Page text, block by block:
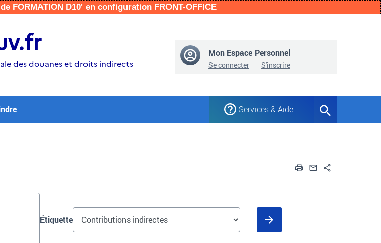
FORMATION D10' en configuration FRONT-OFFICE
des douanes et droits indirects
Mon Espace Personnel
Se connecter S'inscrire
Services & Aide
Formulaire
ImprimerEnvoyer par
Étiquette